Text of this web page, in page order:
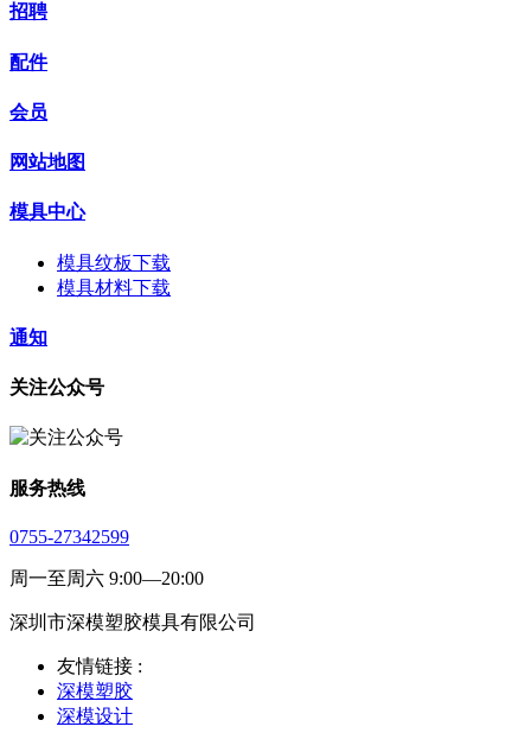
招聘
配件
会员
网站地图
模具中心
模具纹板下载
模具材料下载
通知
关注公众号
服务热线
0755-27342599
周一至周六 9:00—20:00
深圳市深模塑胶模具有限公司
友情链接 :
深模塑胶
深模设计